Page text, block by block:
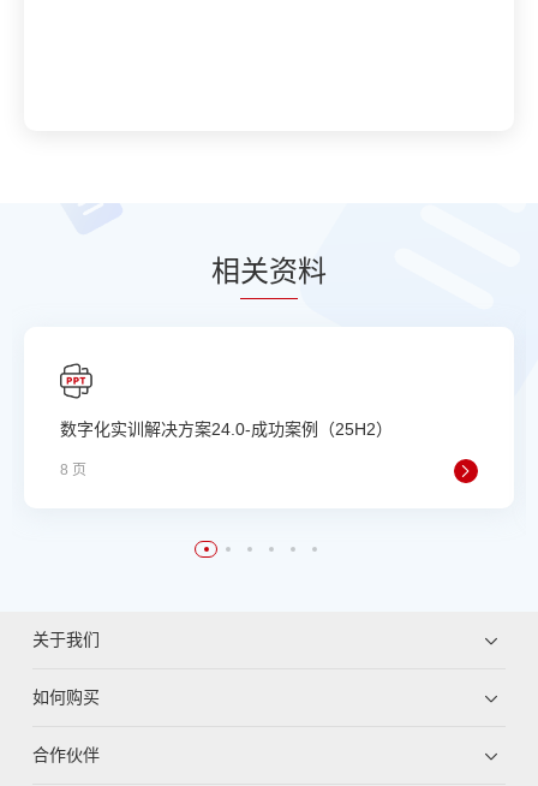
相关资料
数字化实训解决方案24.0-成功案例（25H2）
8 页
关于我们
如何购买
合作伙伴